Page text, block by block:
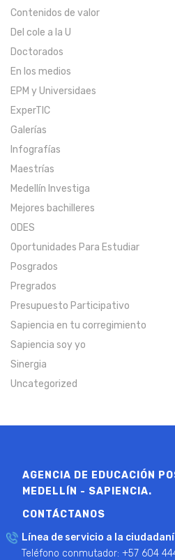
Contenidos de valor
Del cole a la U
Doctorados
En los medios
EPM y Universidaes
ExperTIC
Galerías
Infografías
Maestrías
Medellín Investiga
Mejores bachilleres
ODES
Oportunidades Para Estudiar
Posgrados
Pregrados
Presupuesto Participativo
Sapiencia en tu corregimiento
Sapiencia soy yo
Sinergia
Uncategorized
AGENCIA DE EDUCACIÓN
MEDELLÍN - SAPIENCIA.
CONTÁCTANOS
Línea de servicio a la
Teléfono conmutador: +57 604